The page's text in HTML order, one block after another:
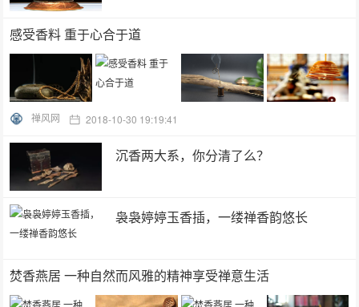
感受香料 重于心合于道
禅风网 2018-10-30 19:19:41
沉香两大系，你分清了么？
袅袅婷婷玉香插，一缕禅香韵悠长
焚香燕居 一种自然而风雅的精神享受禅意生活